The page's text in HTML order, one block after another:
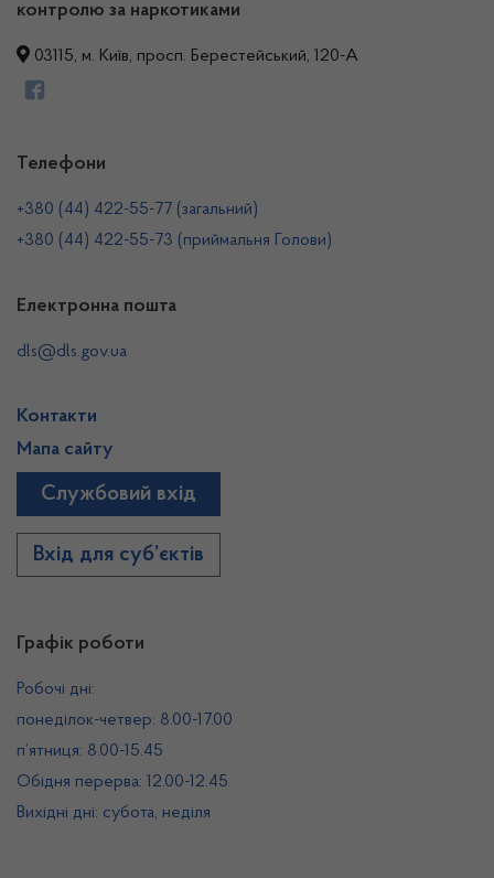
контролю за наркотиками
03115, м. Київ, просп. Берестейський, 120-А
Графік роботи
Робочі дні:
понеділок-четвер: 8.00-17.00
п’ятниця: 8.00-15.45
Обідня перерва: 12.00-12.45
Вихідні дні: субота, неділя
Телефони
+380 (44) 422-55-77 (загальний)
+380 (44) 422-55-73 (приймальня Голови)
Електронна пошта
dls@dls.gov.ua
Контакти
Мапа сайту
Службовий вхід
Вхід для суб’єктів